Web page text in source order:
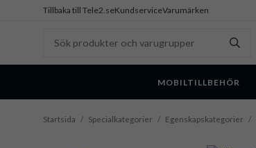
Tillbaka till Tele2.seKundserviceVarumärken
MOBILTILLBEHÖR
Startsida / Specialkategorier / Egenskapskategorier /